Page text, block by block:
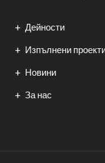
Дейности
Изпълнени
Новини
За нас